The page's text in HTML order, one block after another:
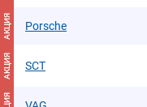
АКЦИЯ Porsche
АКЦИЯ SCT